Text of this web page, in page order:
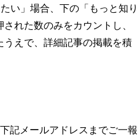
い」場合、下の「もっと知り
れた数のみをカウントし、
えで、詳細記事の掲載を積
記メールアドレスまでご一報